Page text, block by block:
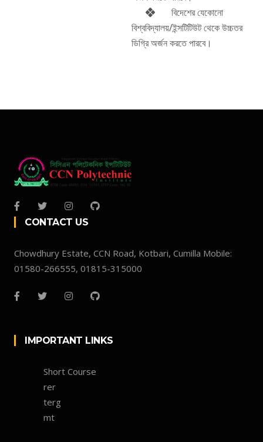
বিদেশের যেকোনো
বিশ্ববিদ্যালয়/ইন্সটিটিউট থেকে উচ্চতর
ডিগ্রি অর্জন করতে পারবে।
CONTACT US
Chowdhury Estate, CCN Road, Kotbari, Cumilla Mobile:
01580-266555, 01815-315000
IMPORTANT LINKS
Short Course
rer
terg
mt